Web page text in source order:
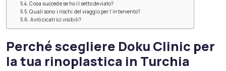
Cosa succede se ho il setto deviato?
Quali sono i rischi del viaggio per l’intervento?
Avrò cicatrici visibili?
Perché scegliere Doku Clinic per
la tua rinoplastica in Turchia